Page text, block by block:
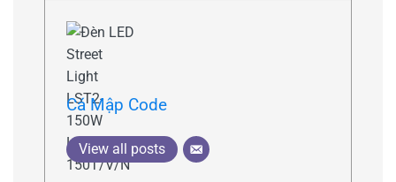
Cá Mập Code
View all posts